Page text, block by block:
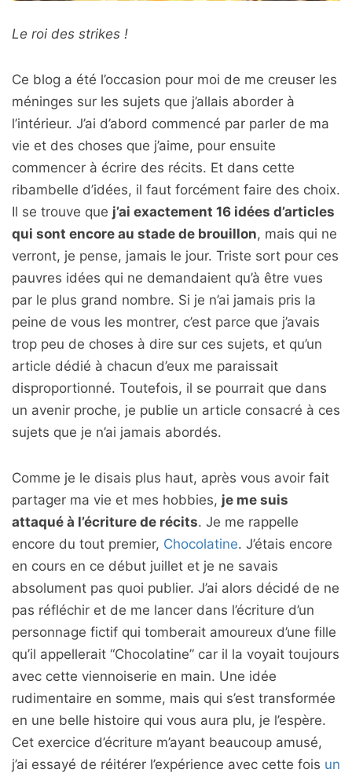
Le roi des strikes !
Ce blog a été l’occasion pour moi de me creuser les
méninges sur les sujets que j’allais aborder à
l’intérieur. J’ai d’abord commencé par parler de ma
vie et des choses que j’aime, pour ensuite
commencer à écrire des récits. Et dans cette
ribambelle d’idées, il faut forcément faire des choix.
Il se trouve que j’ai exactement 16 idées d’articles
qui sont encore au stade de brouillon, mais qui ne
verront, je pense, jamais le jour. Triste sort pour ces
pauvres idées qui ne demandaient qu’à être vues
par le plus grand nombre. Si je n’ai jamais pris la
peine de vous les montrer, c’est parce que j’avais
trop peu de choses à dire sur ces sujets, et qu’un
article dédié à chacun d’eux me paraissait
disproportionné. Toutefois, il se pourrait que dans
un avenir proche, je publie un article consacré à ces
sujets que je n’ai jamais abordés.
Comme je le disais plus haut, après vous avoir fait
partager ma vie et mes hobbies, je me suis
attaqué à l’écriture de récits. Je me rappelle
encore du tout premier, Chocolatine. J’étais encore
en cours en ce début juillet et je ne savais
absolument pas quoi publier. J’ai alors décidé de ne
pas réfléchir et de me lancer dans l’écriture d’un
personnage fictif qui tomberait amoureux d’une fille
qu’il appellerait “Chocolatine” car il la voyait toujours
avec cette viennoiserie en main. Une idée
rudimentaire en somme, mais qui s’est transformée
en une belle histoire qui vous aura plu, je l’espère.
Cet exercice d’écriture m’ayant beaucoup amusé,
j’ai essayé de réitérer l’expérience avec cette fois un